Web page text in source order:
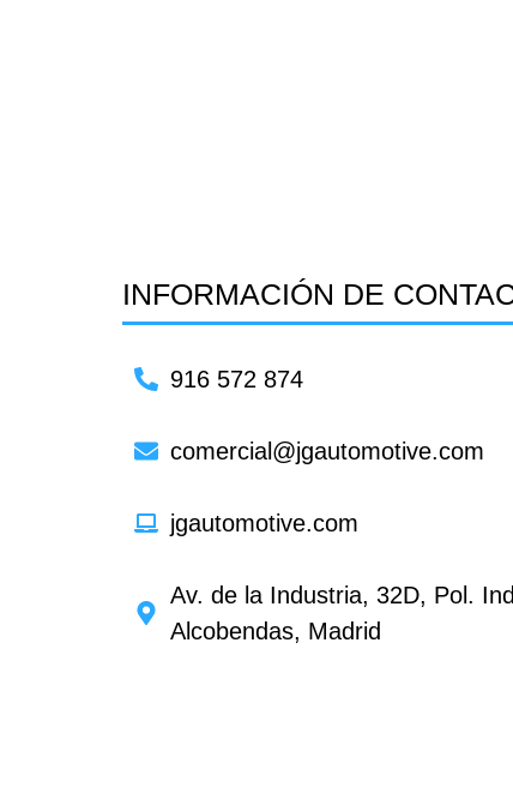
INFORMACIÓN DE
916 572 874
comercial@jgautomotive.com
jgautomotive.com
Av. de la Industria, 32D, Pol.
Alcobendas, Madrid